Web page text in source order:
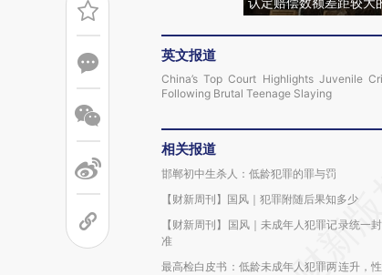
英文报道
China’s Top Court Highlights Juvenile
Following Brutal Teenage Slaying
相关报道
邯郸初中生杀人：低龄犯罪的罪与罚
【财新周刊】国风｜犯罪附随后果知多少
【财新周刊】国风｜未成年人犯罪记录统一
准
最高检白皮书：低龄未成年人犯罪两连升，